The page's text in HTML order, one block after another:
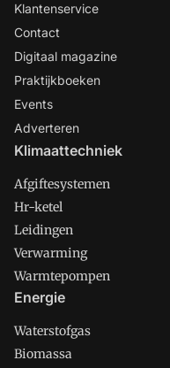
Klantenservice
Contact
Digitaal magazine
Praktijkboeken
Events
Adverteren
Klimaattechniek
Afgiftesystemen
Hr-ketel
Leidingen
Verwarming
Warmtepompen
Energie
Waterstofgas
Biomassa